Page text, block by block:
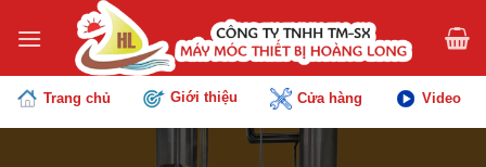
đến
dung Trang chủ Giới thiệu Cửa hàng Video